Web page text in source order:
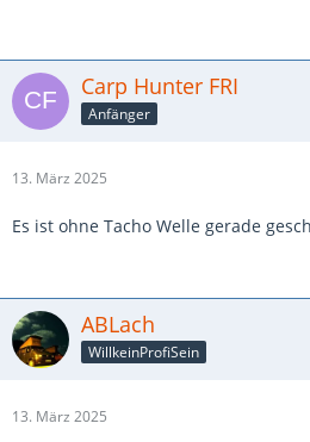
Carp Hunter FRI
Anfänger
13. März 2025
Es ist ohne Tacho Welle gerade
ABLach
WillkeinProfiSein
13. März 2025